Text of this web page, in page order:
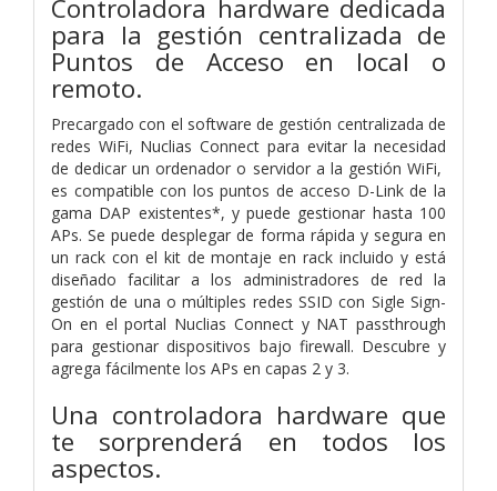
Controladora hardware dedicada
para la gestión centralizada de
Puntos de Acceso en local o
remoto.
Precargado con el software de gestión centralizada de
redes WiFi, Nuclias Connect para evitar la necesidad
de dedicar un ordenador o servidor a la gestión WiFi,
es compatible con los puntos de acceso D-Link de la
gama DAP existentes*, y puede gestionar hasta 100
APs. Se puede desplegar de forma rápida y segura en
un rack con el kit de montaje en rack incluido y está
diseñado facilitar a los administradores de red la
gestión de una o múltiples redes SSID con Sigle Sign-
On en el portal Nuclias Connect y NAT passthrough
para gestionar dispositivos bajo firewall. Descubre y
agrega fácilmente los APs en capas 2 y 3.
Una controladora hardware que
te sorprenderá en todos los
aspectos.